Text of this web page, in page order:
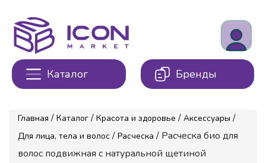
Каталог Бренды
Главная / Каталог / Красота и здоровье / Аксессуары /
Для лица, тела и волос / Расческа / Расческа био для
волос подвижная c натуральной щетиной